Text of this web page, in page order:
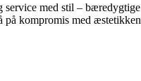
service med stil – bæredygtige
på kompromis med æstetikken